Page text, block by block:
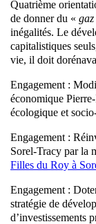
Quatrième
de donner du « gaz
inégalités. Le
capitalistiques
vie, il doit
Engagement :
économique
écologique et
Engagement :
Sorel-Tracy par la
Filles du Roy à
Engagement :
stratégie de
d’investissements